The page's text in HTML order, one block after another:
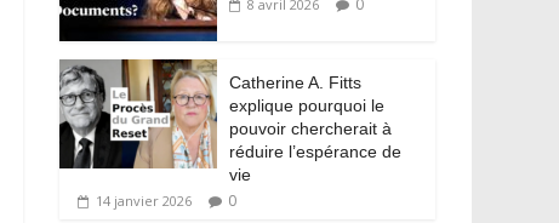
8 avril 2026 0
Catherine A. Fitts
explique pourquoi le
pouvoir chercherait à
réduire l’espérance de
vie
14 janvier 2026 0